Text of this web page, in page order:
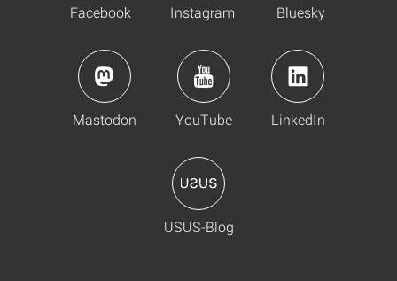
Facebook Instagram Bluesky
Mastodon YouTube LinkedIn
USUS-Blog